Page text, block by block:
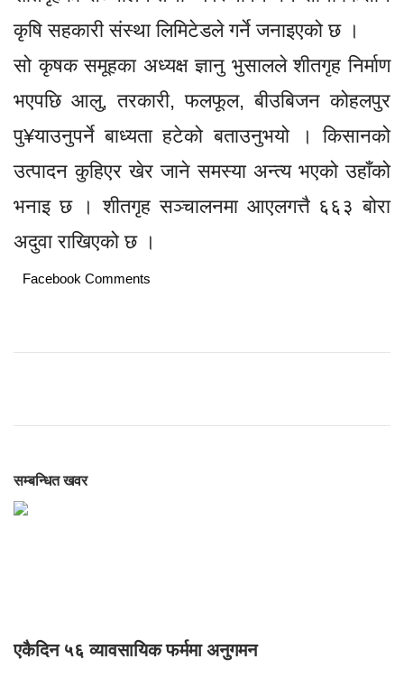
कृषि सहकारी संस्था लिमिटेडले गर्ने जनाइएको छ ।
सो कृषक समूहका अध्यक्ष ज्ञानु भुसालले शीतगृह निर्माण
भएपछि आलु, तरकारी, फलफूल, बीउबिजन कोहलपुर
पु¥याउनुपर्ने बाध्यता हटेको बताउनुभयो । किसानको
उत्पादन कुहिएर खेर जाने समस्या अन्त्य भएको उहाँको
भनाइ छ । शीतगृह सञ्चालनमा आएलगत्तै ६६३ बोरा
अदुवा राखिएको छ ।
Facebook Comments
सम्बन्धित खवर
एकैदिन ५६ व्यावसायिक फर्ममा अनुगमन